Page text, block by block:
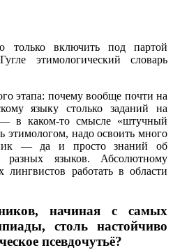
только включить под партой
этимологический словарь
этапа: почему вообще почти на
языку столько заданий на
в каком-то смысле «штучный
этимологом, надо освоить много
— да и просто знаний об
разных языков. Абсолютному
лингвистов работать в области
начиная с самых
столь настойчиво
псевдочутьё?